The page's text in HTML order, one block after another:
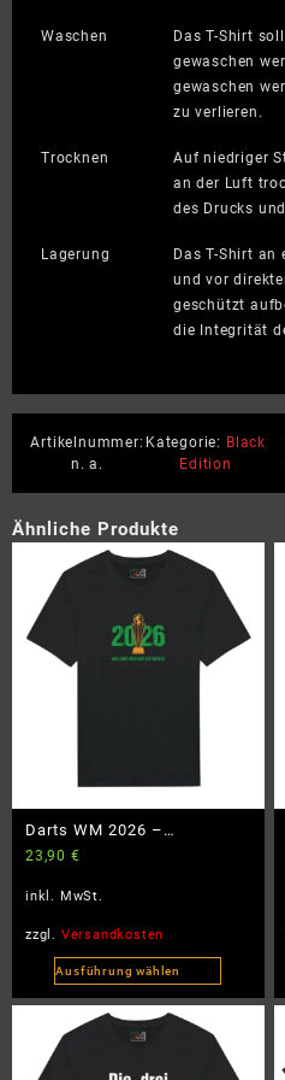
Waschen
Das T-Shirt
gewaschen
gewaschen
zu verlieren.
Trocknen
Auf niedriger
an der Luft
des Drucks
Lagerung
Das T-Shirt an
und vor
geschützt
die Integrität
Artikelnummer:
n. a.
Kategorie: Black
Edition
Ähnliche Produkte
Darts WM 2026 –
BlackEdition
23,90 €
inkl. MwSt.
zzgl. Versandkosten
Ausführung wählen
Dieses
Produkt
weist
mehrere